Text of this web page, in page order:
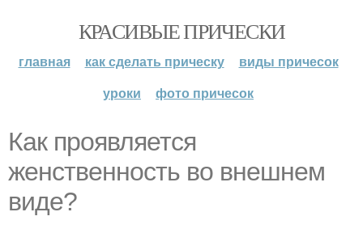
КРАСИВЫЕ ПРИЧЕСКИ
главная как сделать прическу
виды причесок
уроки
фото причесок
Как проявляется
женственность во внешнем
виде?